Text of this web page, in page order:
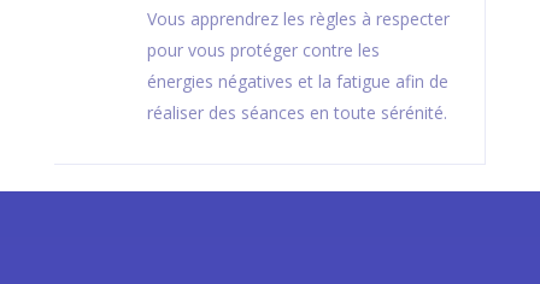
Vous apprendrez les règles à respecter
pour vous protéger contre les
énergies négatives et la fatigue afin de
réaliser des séances en toute sérénité.